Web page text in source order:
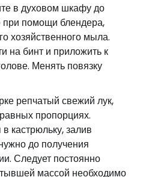
в духовом шкафу до
при помощи блендера,
хозяйственного мыла.
на бинт и приложить к
Менять повязку
репчатый свежий лук,
пропорциях.
кастрюльку, залив
до получения
Следует постоянно
массой необходимо